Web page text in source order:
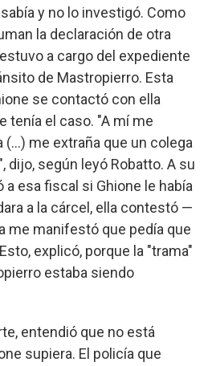
y no lo investigó. Como
la declaración de otra
a cargo del expediente
de Mastropierro. Esta
se contactó con ella
tenía el caso. "A mí me
(...) me extraña que un colega
dijo, según leyó Robatto. A su
esa fiscal si Ghione le había
a la cárcel, ella contestó —
me manifestó que pedía que
explicó, porque la "trama"
estaba siendo
entendió que no está
supiera. El policía que